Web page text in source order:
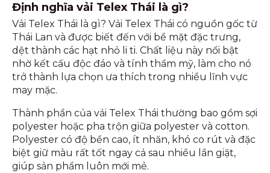
Định nghĩa vải Telex Thái là gì?
Vải Telex Thái là gì? Vải Telex Thái có nguồn gốc từ
Thái Lan và được biết đến với bề mặt đặc trưng,
dệt thành các hạt nhỏ li ti. Chất liệu này nổi bật
nhờ kết cấu độc đáo và tính thẩm mỹ, làm cho nó
trở thành lựa chọn ưa thích trong nhiều lĩnh vực
may mặc.
Thành phần của vải Telex Thái thường bao gồm sợi
polyester hoặc pha trộn giữa polyester và cotton.
Polyester có độ bền cao, ít nhăn, khó co rút và đặc
biệt giữ màu rất tốt ngay cả sau nhiều lần giặt,
giúp sản phẩm luôn mới mẻ.